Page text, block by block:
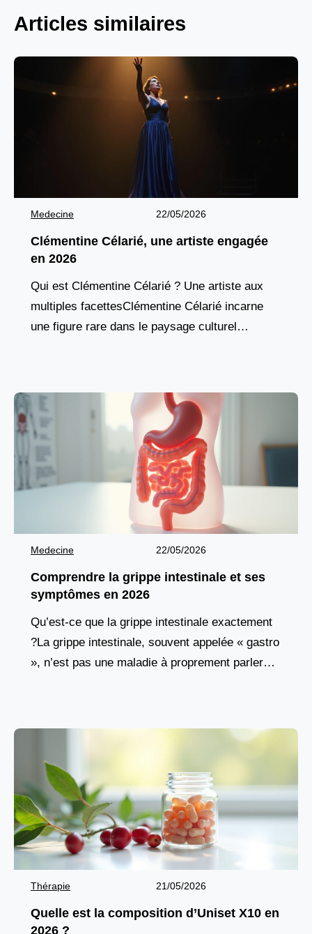
Articles similaires
Medecine 22/05/2026
Clémentine Célarié, une artiste engagée
en 2026
Qui est Clémentine Célarié ? Une artiste aux
multiples facettesClémentine Célarié incarne
une figure rare dans le paysage culturel
Medecine 22/05/2026
Comprendre la grippe intestinale et ses
symptômes en 2026
Qu’est-ce que la grippe intestinale exactement
?La grippe intestinale, souvent appelée « gastro
», n’est pas une maladie à proprement parler
Thérapie 21/05/2026
Quelle est la composition d’Uniset X10 en
2026 ?